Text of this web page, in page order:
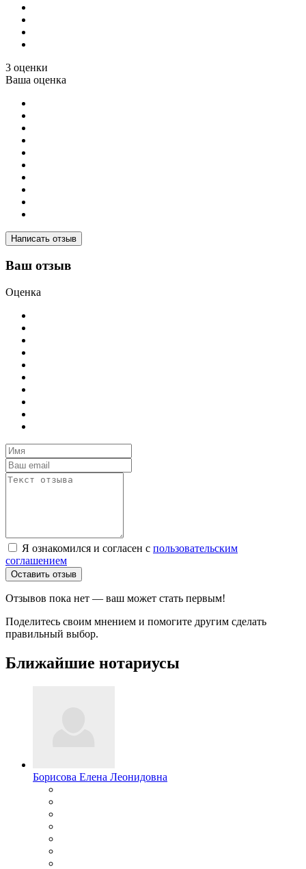
3 оценки
Ваша оценка
Написать отзыв
Ваш отзыв
Оценка
Я ознакомился и согласен с пользовательским
соглашением
Оставить отзыв
Отзывов пока нет — ваш может стать первым!
Поделитесь своим мнением и помогите другим сделать
правильный выбор.
Ближайшие нотариусы
Борисова Елена Леонидовна